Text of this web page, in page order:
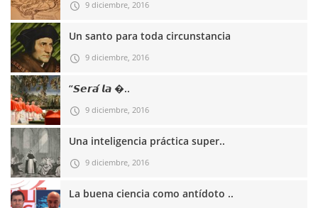
9 diciembre, 2016
Un santo para toda circunstancia
9 diciembre, 2016
“𝙎𝙚𝙧𝙖́ 𝙡𝙖 �..
9 diciembre, 2016
Una inteligencia práctica super..
9 diciembre, 2016
La buena ciencia como antídoto ..